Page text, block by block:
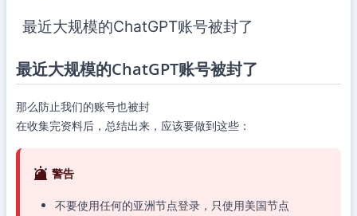
最近大规模的ChatGPT账号被封了
最近大规模的ChatGPT账号被封了
那么防止我们的账号也被封
在收集完资料后，总结出来，应该要做到这些：
警告
不要使用任何的亚洲节点登录，只使用美国节点